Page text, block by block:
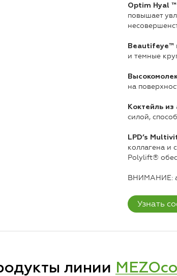
Optim Hyal ™
повышает
Beautifeye™
и темные
на
Коктейль из
силой,
LPD’s
коллагена и
Polylift®
ВНИМАНИЕ:
Узнать
линии